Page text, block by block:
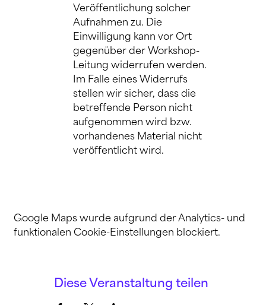
Veröffentlichung solcher
Aufnahmen zu. Die
Einwilligung kann vor Ort
gegenüber der Workshop-
Leitung widerrufen werden.
Im Falle eines Widerrufs
stellen wir sicher, dass die
betreffende Person nicht
aufgenommen wird bzw.
vorhandenes Material nicht
veröffentlicht wird.
Google Maps wurde aufgrund der Analytics- und
funktionalen Cookie-Einstellungen blockiert.
Diese Veranstaltung teilen